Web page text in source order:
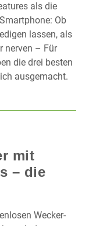
als die
Ob
lassen, als
nerven – Für
die drei besten
ausgemacht.
mit
– die
Wecker-